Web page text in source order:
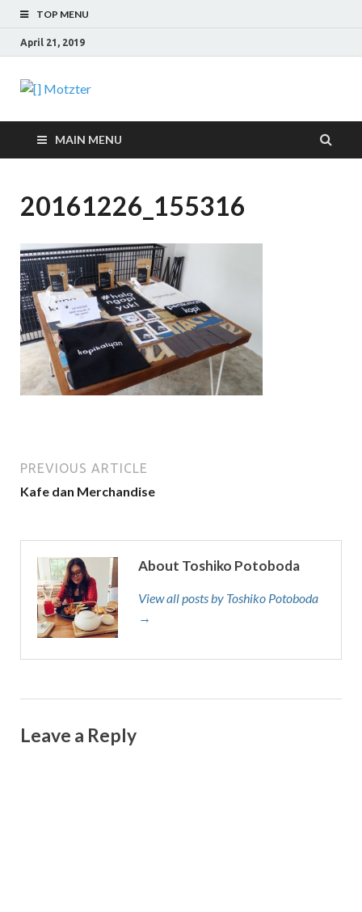
TOP MENU
April 21, 2019
[] Motzter
MAIN MENU
20161226_155316
PREVIOUS ARTICLE
Kafe dan Merchandise
About Toshiko Potoboda
View all posts by Toshiko Potoboda
→
Leave a Reply